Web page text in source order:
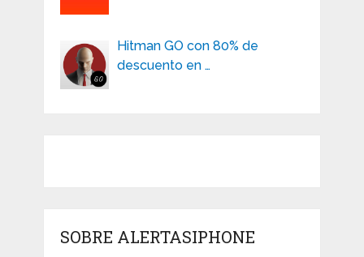
Hitman GO con 80% de
descuento en …
SOBRE ALERTASIPHONE